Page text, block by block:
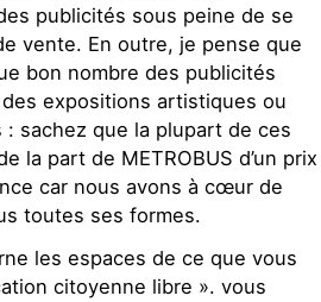
publicités sous peine de se
vente. En outre, je pense que
bon nombre des publicités
expositions artistiques ou
sachez que la plupart de ces
la part de METROBUS d’un prix
car nous avons à cœur de
toutes ses formes.
les espaces de ce que vous
citoyenne libre ». vous